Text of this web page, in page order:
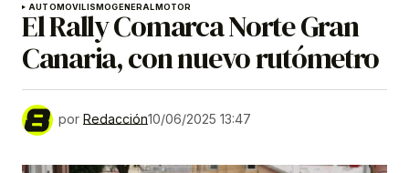
AUTOMOVILISMOGENERALMOTOR
El Rally Comarca Norte Gran
Canaria, con nuevo rutómetro
por Redacción10/06/2025 13:47